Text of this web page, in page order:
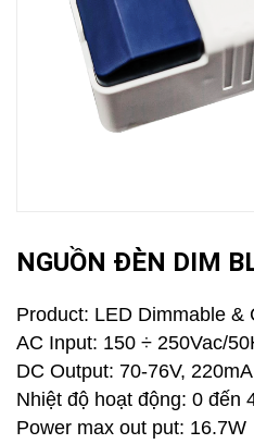
NGUỒN ĐÈN DIM
Product: LED Dimmable &
AC Input: 150 ÷ 250Vac/
DC Output: 70-76V,
Nhiệt độ hoạt động: 0 đến
Power max out put: 16.7W